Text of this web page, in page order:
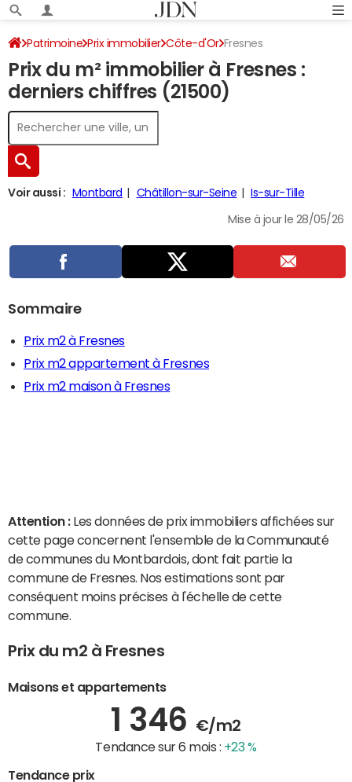
Patrimoine Prix immobilier Côte-d'Or Fresnes
Prix du m² immobilier à Fresnes :
derniers chiffres (21500)
Voir aussi : Montbard Châtillon-sur-Seine Is-sur-Tille
Mise à jour le 28/05/26
Sommaire
Prix m2 à Fresnes
Prix m2 appartement à Fresnes
Prix m2 maison à Fresnes
Attention : Les données de prix immobiliers affichées sur
cette page concernent l'ensemble de la Communauté
de communes du Montbardois, dont fait partie la
commune de Fresnes. Nos estimations sont par
conséquent moins précises à l'échelle de cette
commune.
Prix du m2 à Fresnes
Maisons et appartements
1 346 €/m2
Tendance sur 6 mois : +23 %
Tendance prix